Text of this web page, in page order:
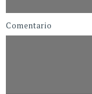
Comentario